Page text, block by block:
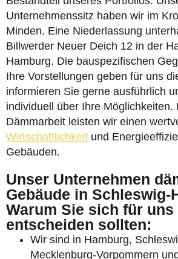
Unternehmenssitz haben wir im
Minden. Eine Niederlassung
Billwerder Neuer Deich 12 in der
Hamburg. Die bauspezifischen
Ihre Vorstellungen geben für uns
informieren Sie gerne ausführlich
individuell über Ihre Möglichkeiten.
Dämmarbeit leisten wir einen
Wirtschaftlichkeit und
Gebäuden.
Unser Unternehmen
Gebäude in Schleswig-
Warum Sie sich für uns
entscheiden sollten:
Wir sind in Hamburg,
Mecklenburg-Vorpommern